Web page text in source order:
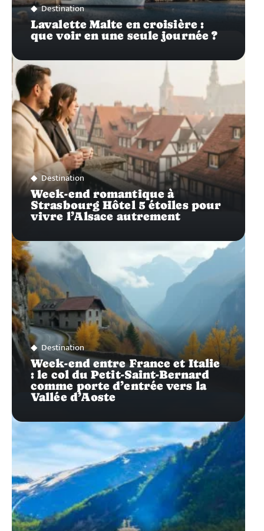
Destination
Lavalette Malte en croisière :
que voir en une seule journée ?
Destination
Week-end romantique à
Strasbourg Hôtel 5 étoiles pour
vivre l’Alsace autrement
Destination
Week-end entre France et Italie
: le col du Petit-Saint-Bernard
comme porte d’entrée vers la
Vallée d’Aoste